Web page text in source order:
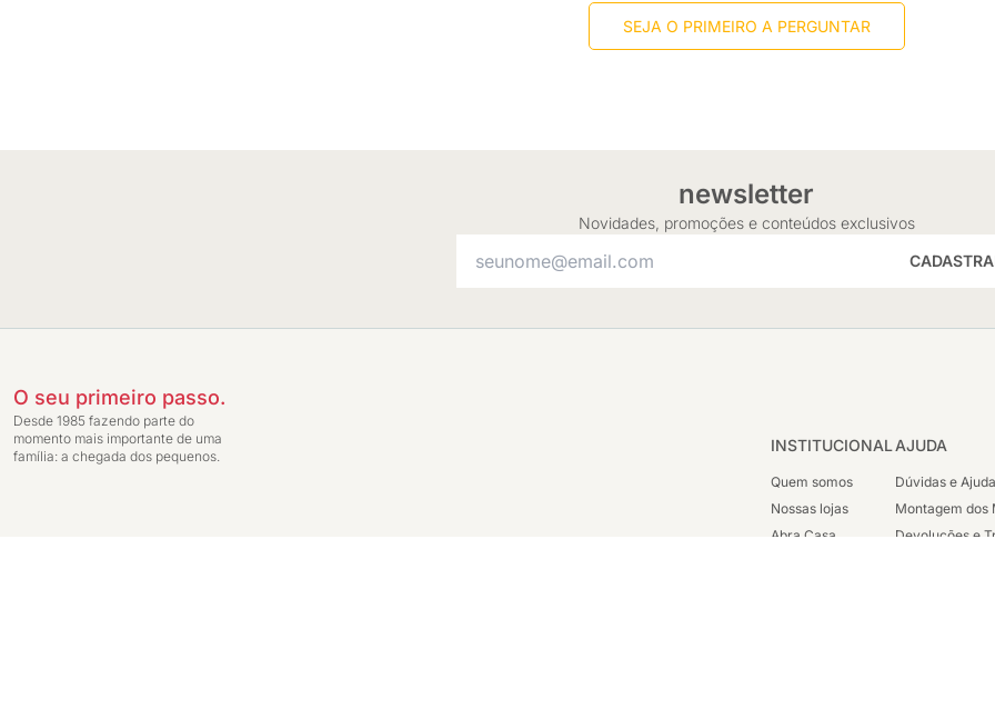
SEJA O PRIMEIRO A PERGUNTAR
newsletter
Novidades, promoções e conteúdos exclusivos
O seu primeiro passo.
Desde 1985 fazendo parte do
momento mais importante de uma
família: a chegada dos pequenos.
INSTITUCIONAL
Quem somos
Nossas lojas
Abra Casa
AJUDA
Dúvidas e
Montagem dos
Devoluções e